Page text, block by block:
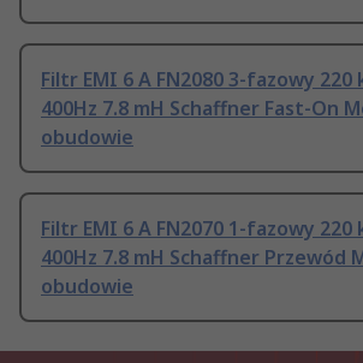
Filtr EMI 6 A FN2080 3-fazowy 220
400Hz 7.8 mH Schaffner Fast-On
obudowie
Filtr EMI 6 A FN2070 1-fazowy 220
400Hz 7.8 mH Schaffner Przewód
obudowie